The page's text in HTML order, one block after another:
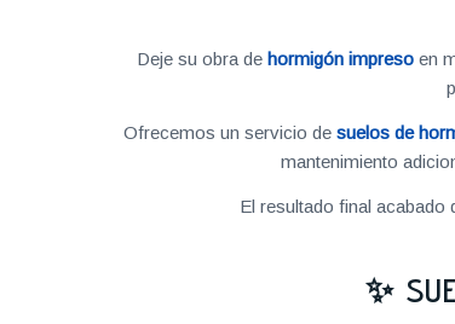
Deje su obra de hormigón impresoen
Ofrecemos un servicio de suelos de
mantenimiento
El resultado final acabado
✨